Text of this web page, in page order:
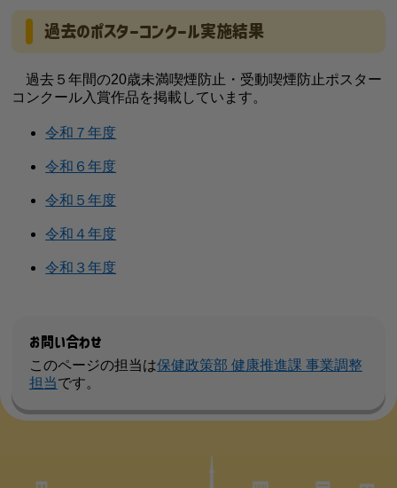
過去のポスターコンクール実施結果
過去５年間の20歳未満喫煙防止・受動喫煙防止ポスター
コンクール入賞作品を掲載しています。
令和７年度
令和６年度
令和５年度
令和４年度
令和３年度
お問い合わせ
このページの担当は保健政策部 健康推進課 事業調整
担当です。